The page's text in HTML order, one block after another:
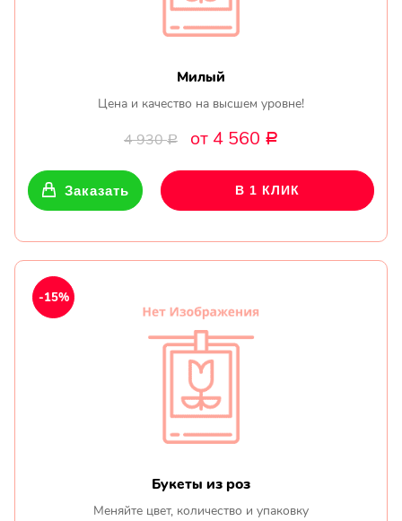
Милый
Цена и качество на высшем уровне!
4 930Р от 4 560 Р
Заказать В 1 КЛИК
Букеты из роз
Меняйте цвет, количество и упаковку
-15%